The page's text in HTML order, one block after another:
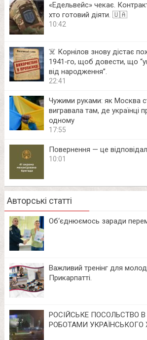
«Едельвейс» чекає.
хто готовий діяти. 🇺🇦
10:42
☠️ Корнілов знову дістає
1941‑го, щоб довести, що
від народження”.
22:41
Чужими руками: як Москва
вигравала там, де українці
одному
17:55
Повернення — це
10:01
Авторські статті
Об‘єднюємось заради
Важливий тренінг для
Прикарпатті.
РОСІЙСЬКЕ ПОСОЛЬСТВО
РОБОТАМИ